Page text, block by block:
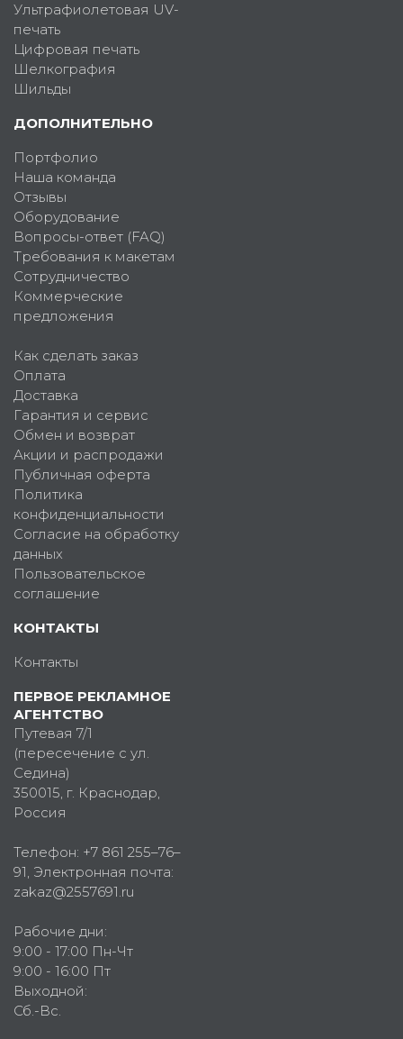
Ультрафиолетовая UV-
печать
Цифровая печать
Шелкография
Шильды
ДОПОЛНИТЕЛЬНО
Портфолио
Наша команда
Отзывы
Оборудование
Вопросы-ответ (FAQ)
Требования к макетам
Сотрудничество
Коммерческие
предложения
Как сделать заказ
Оплата
Доставка
Гарантия и сервис
Обмен и возврат
Акции и распродажи
Публичная оферта
Политика
конфиденциальности
Согласие на обработку
данных
Пользовательское
соглашение
КОНТАКТЫ
Контакты
ПЕРВОЕ РЕКЛАМНОЕ
АГЕНТСТВО
Путевая 7/1
(пересечение с ул.
Седина)
350015, г. Краснодар,
Россия
Телефон: +7 861 255–76–
91, Электронная почта:
zakaz@2557691.ru
Рабочие дни:
9:00 - 17:00 Пн-Чт
9:00 - 16:00 Пт
Выходной:
Сб.-Вс.